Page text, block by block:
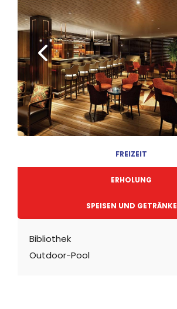
FREIZEIT
ERHOLUNG
SPEISEN UND GETRÄNKE
Bibliothek
Outdoor-Pool